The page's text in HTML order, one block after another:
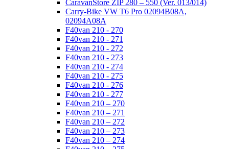
CaravanStore ZIP 280 – 550 (Ver. 013/014)
Carry-Bike VW T6 Pro 02094B08A,
02094A08A
F40van 210 - 270
F40van 210 - 271
F40van 210 - 272
F40van 210 - 273
F40van 210 - 274
F40van 210 - 275
F40van 210 - 276
F40van 210 - 277
F40van 210 – 270
F40van 210 – 271
F40van 210 – 272
F40van 210 – 273
F40van 210 – 274